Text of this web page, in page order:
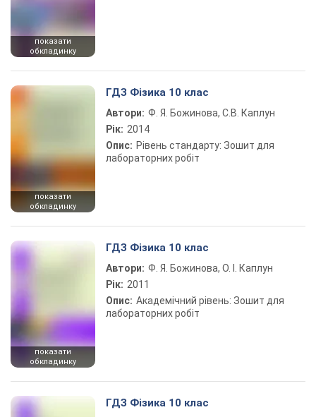
показати
обкладинку
показати
обкладинку
ГДЗ Фізика 10 клас
Автори: Ф. Я. Божинова, С.В. Каплун
Рік: 2014
Опис: Рівень стандарту: Зошит для
лабораторних робіт
показати
обкладинку
ГДЗ Фізика 10 клас
Автори: Ф. Я. Божинова, О. І. Каплун
Рік: 2011
Опис: Академічний рівень: Зошит для
лабораторних робіт
ГДЗ Фізика 10 клас